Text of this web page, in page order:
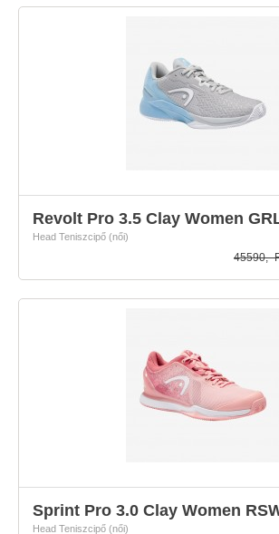
Revolt Pro 3.5 Clay Women
Head Teniszcipő (női)
45590,-
Sprint Pro 3.0 Clay Women
Head Teniszcipő (női)